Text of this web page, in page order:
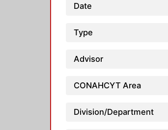
Date
Type
Advisor
CONAHCYT Area
Division/Department